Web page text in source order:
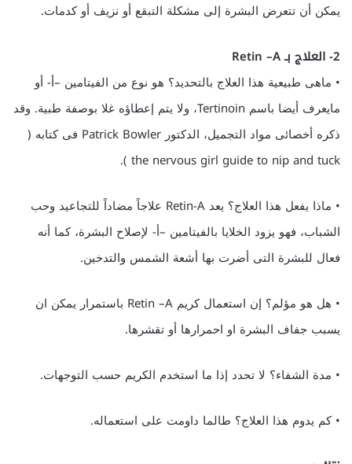
يمكن أن تتعرض البشرة إلى مشكلة التبقع أو نزيف أو كدمات.
2- العلاج بـ Retin –A
• ماهى طبيعية هذا العلاج بالتحديد؟ هو نوع من الفيتامين –أ- أو
مايعرف أيضا باسم Tertinoin، ولا يتم إعطاؤه غلا بوصفة طبية. وقد
ذكره أخصائى مواد التجميل، الدكتور Patrick Bowler فى كتابه (
the nervous girl guide to nip and tuck ).
• ماذا يفعل هذا العلاج؟ يعد Retin-A علاجاً مضاداً للتجاعيد وحب
الشباب، فهو يزود الخلايا بالفيتامين –أ- لإصلاح البشرة، كما أنه
فعال للبشرة التى أضرت بها أشعة الشمس والتدخين.
• هل هو مؤلم؟ إن استعمال كريم Retin –A باستمرار يمكن ان
يسبب جفاف البشرة او احمرارها أو تقشرها.
• مدة الشفاء؟ لا تحدد إذا ما استخدم الكريم حسب التوجهات.
• كم يدوم هذا العلاج؟ طالما داومت على استعماله.